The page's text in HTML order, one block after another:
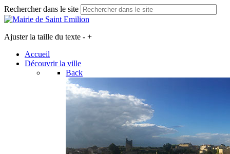
Rechercher dans le site
Ajuster la taille du texte - +
Accueil
Découvrir la ville
Back